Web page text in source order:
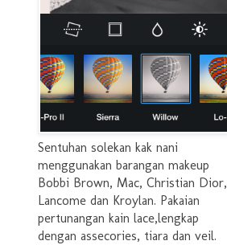
Sentuhan solekan kak nani
menggunakan barangan makeup
Bobbi Brown, Mac, Christian Dior,
Lancome dan Kroylan. Pakaian
pertunangan kain lace,lengkap
dengan assecories, tiara dan veil.